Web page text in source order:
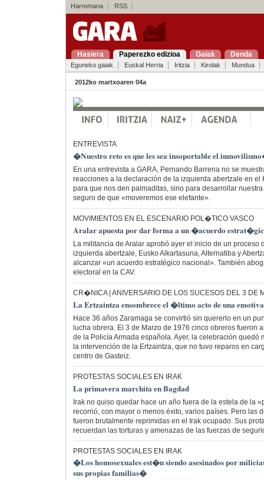
Harremana RSS
Hasiera Paperezko edizioa Gaiak Denda
Eguneko gaiak Euskal Herria Iritzia Kirolak Mundua
2012ko martxoaren 04a
ENTREVISTA
�Nuestro reto es que les sea insoportable el
En una entrevista a GARA, Pernando Barrena no se
reacciones a la declaración de la izquierda abertzale en el
para que nos den palmaditas, sino para desarrollar
seguro de que «moveremos ese elefante».
MOVIMIENTOS EN EL ESCENARIO POL�TICO VASCO
Aralar apuesta por dar forma a un �acuerdo
La militancia de Aralar aprobó ayer el inicio de un proceso
izquierda abertzale, Eusko Alkartasuna, Alternatiba y
alcanzar «un acuerdo estratégico nacional». También
electoral en la CAV.
CR�NICA | ANIVERSARIO DE LOS SUCESOS DEL 3 DE
La Ertzaintza ensombrece el �ltimo acto de una
Hace 36 años Zaramaga se convirtió sin quererlo en un
lucha obrera. El 3 de Marzo de 1976 cinco obreros fueron
de la Policía Armada española. Ayer, la celebración quedó
la intervención de la Ertzaintza, que no tuvo reparos en
centro de Gasteiz.
PROTESTAS SOCIALES EN IRAK
La primavera marchita en Bagdad
Irak no quiso quedar hace un año fuera de la estela de la
recorrió, con mayor o menos éxito, varios países. Pero las
fueron brutalmente reprimidas en el Irak ocupado. Sus
recuerdan las torturas y amenazas de las fuerzas de
PROTESTAS SOCIALES EN IRAK
�Los homosexuales est�n siendo asesinados por
sus propias familias�